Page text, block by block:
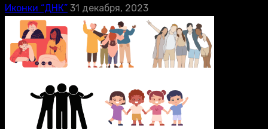
Иконки “ДНК” 31 декабря, 2023